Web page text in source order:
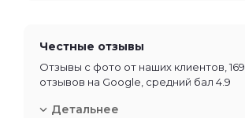
Честные отзывы
Отзывы с фото от наших клиентов, 169
отзывов на Google, средний бал 4.9
Детальнее